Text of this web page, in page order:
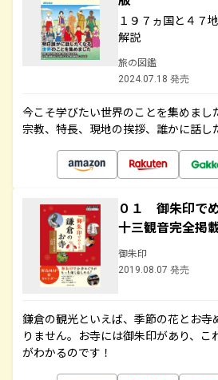
１９７ヵ国と４７
解説
旅の図鑑
2024.07.18 発売
今こそ学びたい世界のことを集めまし
宗教、特長、現地の挨拶、誰かに話し
０１ 御朱印で
十三観音完全掲
御朱印
2019.08.07 発売
鎌倉の観光といえば、季節の花とお寺
りません。お寺には御朱印があり、こ
がわかるのです！